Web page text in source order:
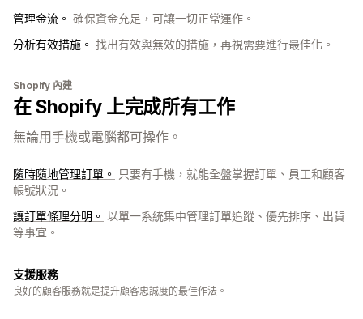
管理金流。 確保資金充足，可讓一切正常運作。
分析有效措施。 找出有效與無效的措施，再視需要進行最佳化。
Shopify 內建
在 Shopify 上完成所有工作
無論用手機或電腦都可操作。
隨時隨地管理訂單。
只要有手機，就能全盤掌握訂單、員工和顧客
帳號狀況。
讓訂單條理分明。 以單一系統集中管理訂單追蹤、優先排序、出貨
等事宜。
支援服務
良好的顧客服務就是提升顧客忠誠度的最佳作法。